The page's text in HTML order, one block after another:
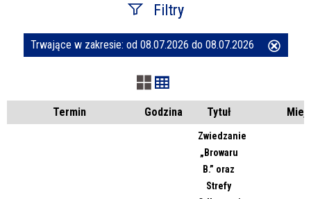
Filtry
Szukana fraza
Kategoria
Trwające w zakresie: od 08.07.2026 do 08.07.2026
Termin Godzina Tytuł
Zwiedzanie
„Browaru
B.” oraz
Strefy